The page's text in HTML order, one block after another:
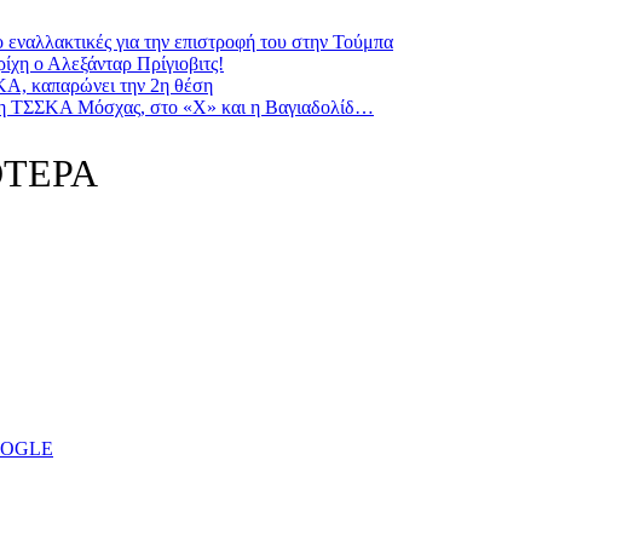
για την επιστροφή του στην Τούμπα
ο Αλεξάνταρ Πρίγιοβιτς!
καπαρώνει την 2η θέση
ΤΣΣΚΑ Μόσχας, στο «Χ» και η Βαγιαδολίδ…